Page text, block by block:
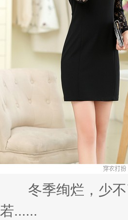
冬季绚烂，少不
若......